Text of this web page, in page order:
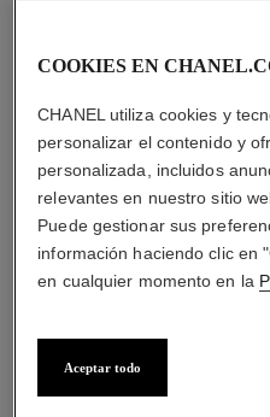
COOKIES EN
CHANEL utiliza cookies y
personalizar el contenido y
personalizada, incluidos
relevantes en nuestro sitio
Puede gestionar sus
información haciendo clic en
en cualquier momento en la
Aceptar todo